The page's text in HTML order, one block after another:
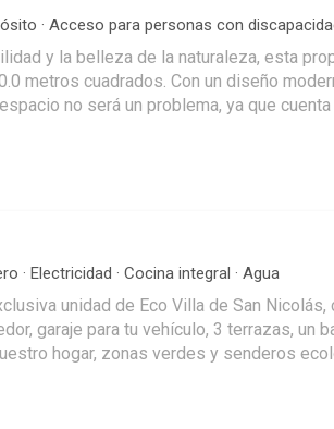
· Acceso para personas con
y la belleza de la naturaleza, esta
cada una con su propio baño privado. Además,
será un problema, ya que cuenta con 10
preparas deliciosas comidas.
de esta casa un lugar único e
cochera y un amplio garaje para que puedas tener tus vehículos protegidos en
zonas verdes, perfecta para compartir
que buscan un lugar tranquilo y
· Electricidad · Cocina integral · Agua
unidad de Eco Villa de San
un balcón, depósito y zona de ropas. Además, la
hogar, zonas verdes y senderos